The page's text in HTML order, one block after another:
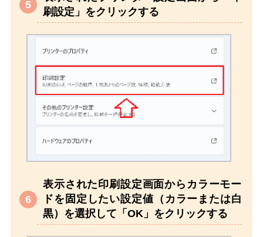
刷設定」をクリックする
表示された印刷設定画面からカラーモー
ドを固定したい設定値（カラーまたは白
黒）を選択して「OK」をクリックする